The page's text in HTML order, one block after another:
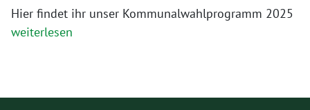
Hier findet ihr unser Kommunalwahlprogramm 2025
weiterlesen